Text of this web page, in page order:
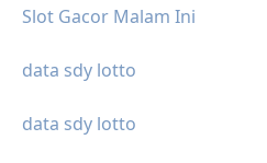
Slot Gacor Malam Ini
data sdy lotto
data sdy lotto